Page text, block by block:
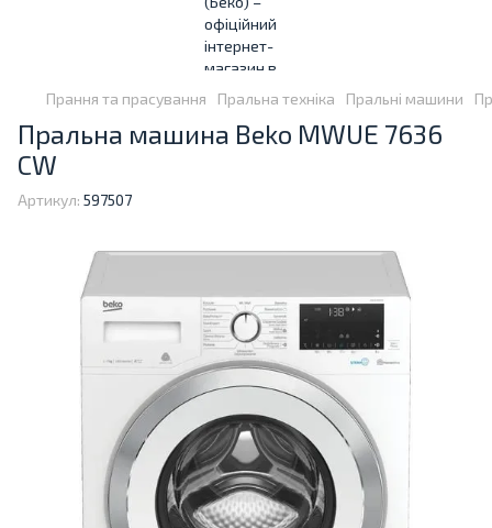
Прання та прасування Пральна техніка Пральні машини
Пральна машина Beko MWUE 7636
CW
Артикул: 597507